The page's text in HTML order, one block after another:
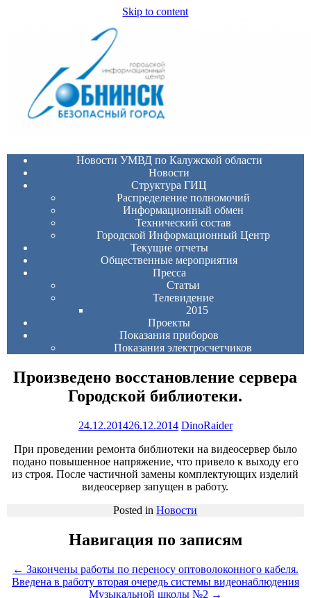
Skip to content
Новости УМВД по Калужской области
Новости
Структура ГИЦ
Распределение полномочий
Информационный обмен
Технический состав
Городской Информационный Центр
Текущие отчеты
Общественные мероприятия
Пресса
Статьи
Телевидение
2015
Проекты
Показания приборов
Показания электросчетчиков
Произведено восстановление сервера
Городской библиотеки.
24.12.201426.12.2014 DinoRaider
При проведении ремонта библиотеки на видеосервер было
подано повышенное напряжение, что привело к выходу его
из строя. После частичной замены комплектующих изделий
видеосервер запущен в работу.
Posted inНовости
Навигация по записям
← Закончены работы по переносу оптоволоконного кабеля.
Введена в работу вторая очередь системы видеонаблюдения
Музыкальной школы №2 →